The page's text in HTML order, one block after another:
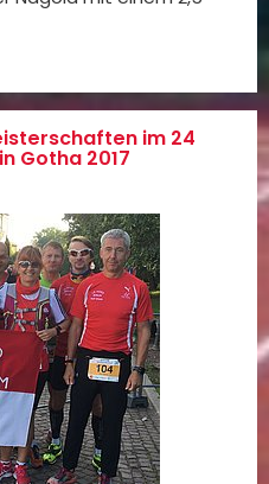
im 24
Gotha 2017